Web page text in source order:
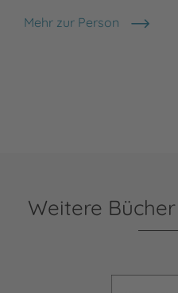
Mehr zur Person
Cora Gofferjé
Weitere